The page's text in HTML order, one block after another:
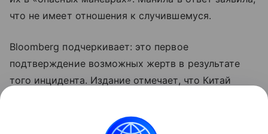
что не имеет отношения к случившемуся.
Bloomberg подчеркивает: это первое
подтверждение возможных жертв в результате
того инцидента. Издание отмечает, что Китай
во время операции или столкновения в Южно-
Китайском море. Тогда погиб пилот ВМС НОАК